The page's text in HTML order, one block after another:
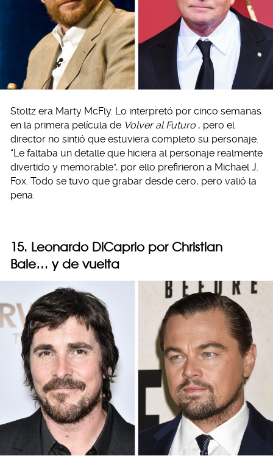
Stoltz era Marty McFly. Lo interpretó por cinco semanas
en la primera película de Volver al Futuro , pero el
director no sintió que estuviera completo su personaje.
“Le faltaba un detalle que hiciera al personaje realmente
divertido y memorable”, por ello prefirieron a Michael J.
Fox. Todo se tuvo que grabar desde cero, pero valió la
pena.
15. Leonardo DiCaprio por Christian
Bale… y de vuelta